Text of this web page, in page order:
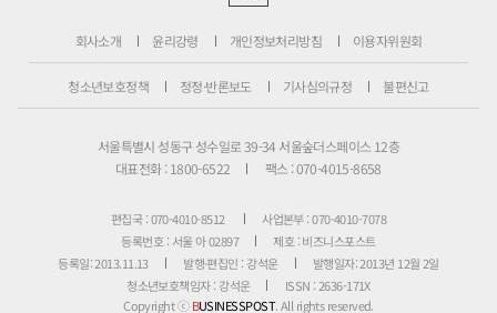
회사소개 윤리강령 개인정보처리방침 이용자위원회
청소년보호정책 정정·반론보도 기사심의규정 불편신고
서울특별시 성동구 성수일로 39-34 서울숲더스페이스 12층
대표전화 : 1800-6522
팩스 : 070-4015-8658
편집국 : 070-4010-8512
사업본부 : 070-4010-7078
등록번호 : 서울 아 02897
제호 : 비즈니스포스트
등록일: 2013.11.13
발행·편집인 : 강석운
발행일자: 2013년 12월 2일
청소년보호책임자 : 강석운
ISSN : 2636-171X
Copyright ⓒBUSINESSPOST. All rights reserved.